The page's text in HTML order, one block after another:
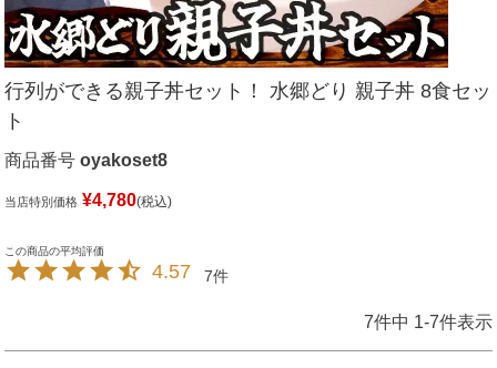
行列ができる親子丼セット！ 水郷どり 親子丼 8食セッ
ト
商品番号 oyakoset8
当店特別価格 ¥4,780 税込
4.57 7
7件中 1-7件表示